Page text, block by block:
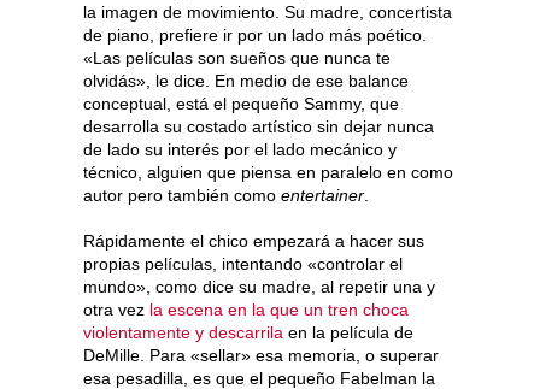
la imagen de movimiento. Su madre, concertista
de piano, prefiere ir por un lado más poético.
«Las películas son sueños que nunca te
olvidás», le dice. En medio de ese balance
conceptual, está el pequeño Sammy, que
desarrolla su costado artístico sin dejar nunca
de lado su interés por el lado mecánico y
técnico, alguien que piensa en paralelo en como
autor pero también como entertainer
Rápidamente el chico empezará a hacer sus
propias películas, intentando «controlar el
mundo», como dice su madre, al repetir una y
otra vez la escena en la que un tren choca
violentamente y descarrila en la película de
DeMille. Para «sellar» esa memoria, o superar
esa pesadilla, es que el pequeño Fabelman la